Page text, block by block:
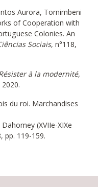
Aurora, Tornimbeni
of Cooperation with
Colonies. An
Sociais, n°118,
à la modernité,
du roi. Marchandises
(XVIIe-XIXe
pp. 119-159.